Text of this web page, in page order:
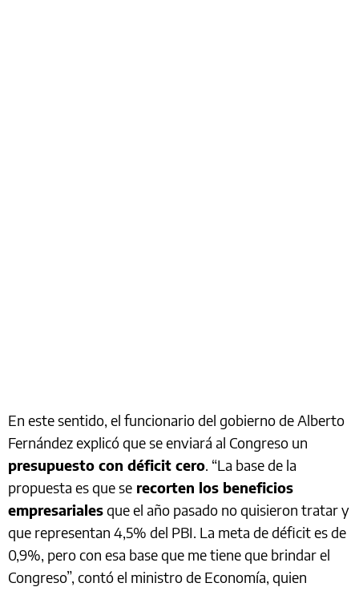
En este sentido, el funcionario del gobierno de Alberto
Fernández explicó que se enviará al Congreso un
presupuesto con déficit cero. “La base de la
propuesta es que se recorten los beneficios
empresarialesque el año pasado no quisieron tratar y
que representan 4,5% del PBI. La meta de déficit es de
0,9%, pero con esa base que me tiene que brindar el
Congreso”, contó el ministro de Economía, quien